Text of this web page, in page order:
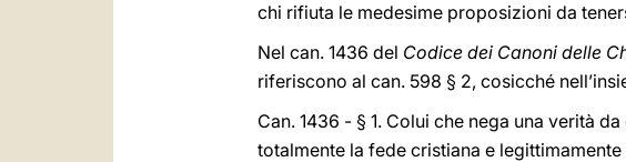
chi rifiuta le medesime proposizioni da
Nel can. 1436 del Codice dei Canoni delle
riferiscono al can. 598 § 2, cosicché
Can. 1436 - § 1. Colui che nega una verità
totalmente la fede cristiana e